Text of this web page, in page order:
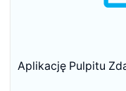
Aplikację Pulpitu